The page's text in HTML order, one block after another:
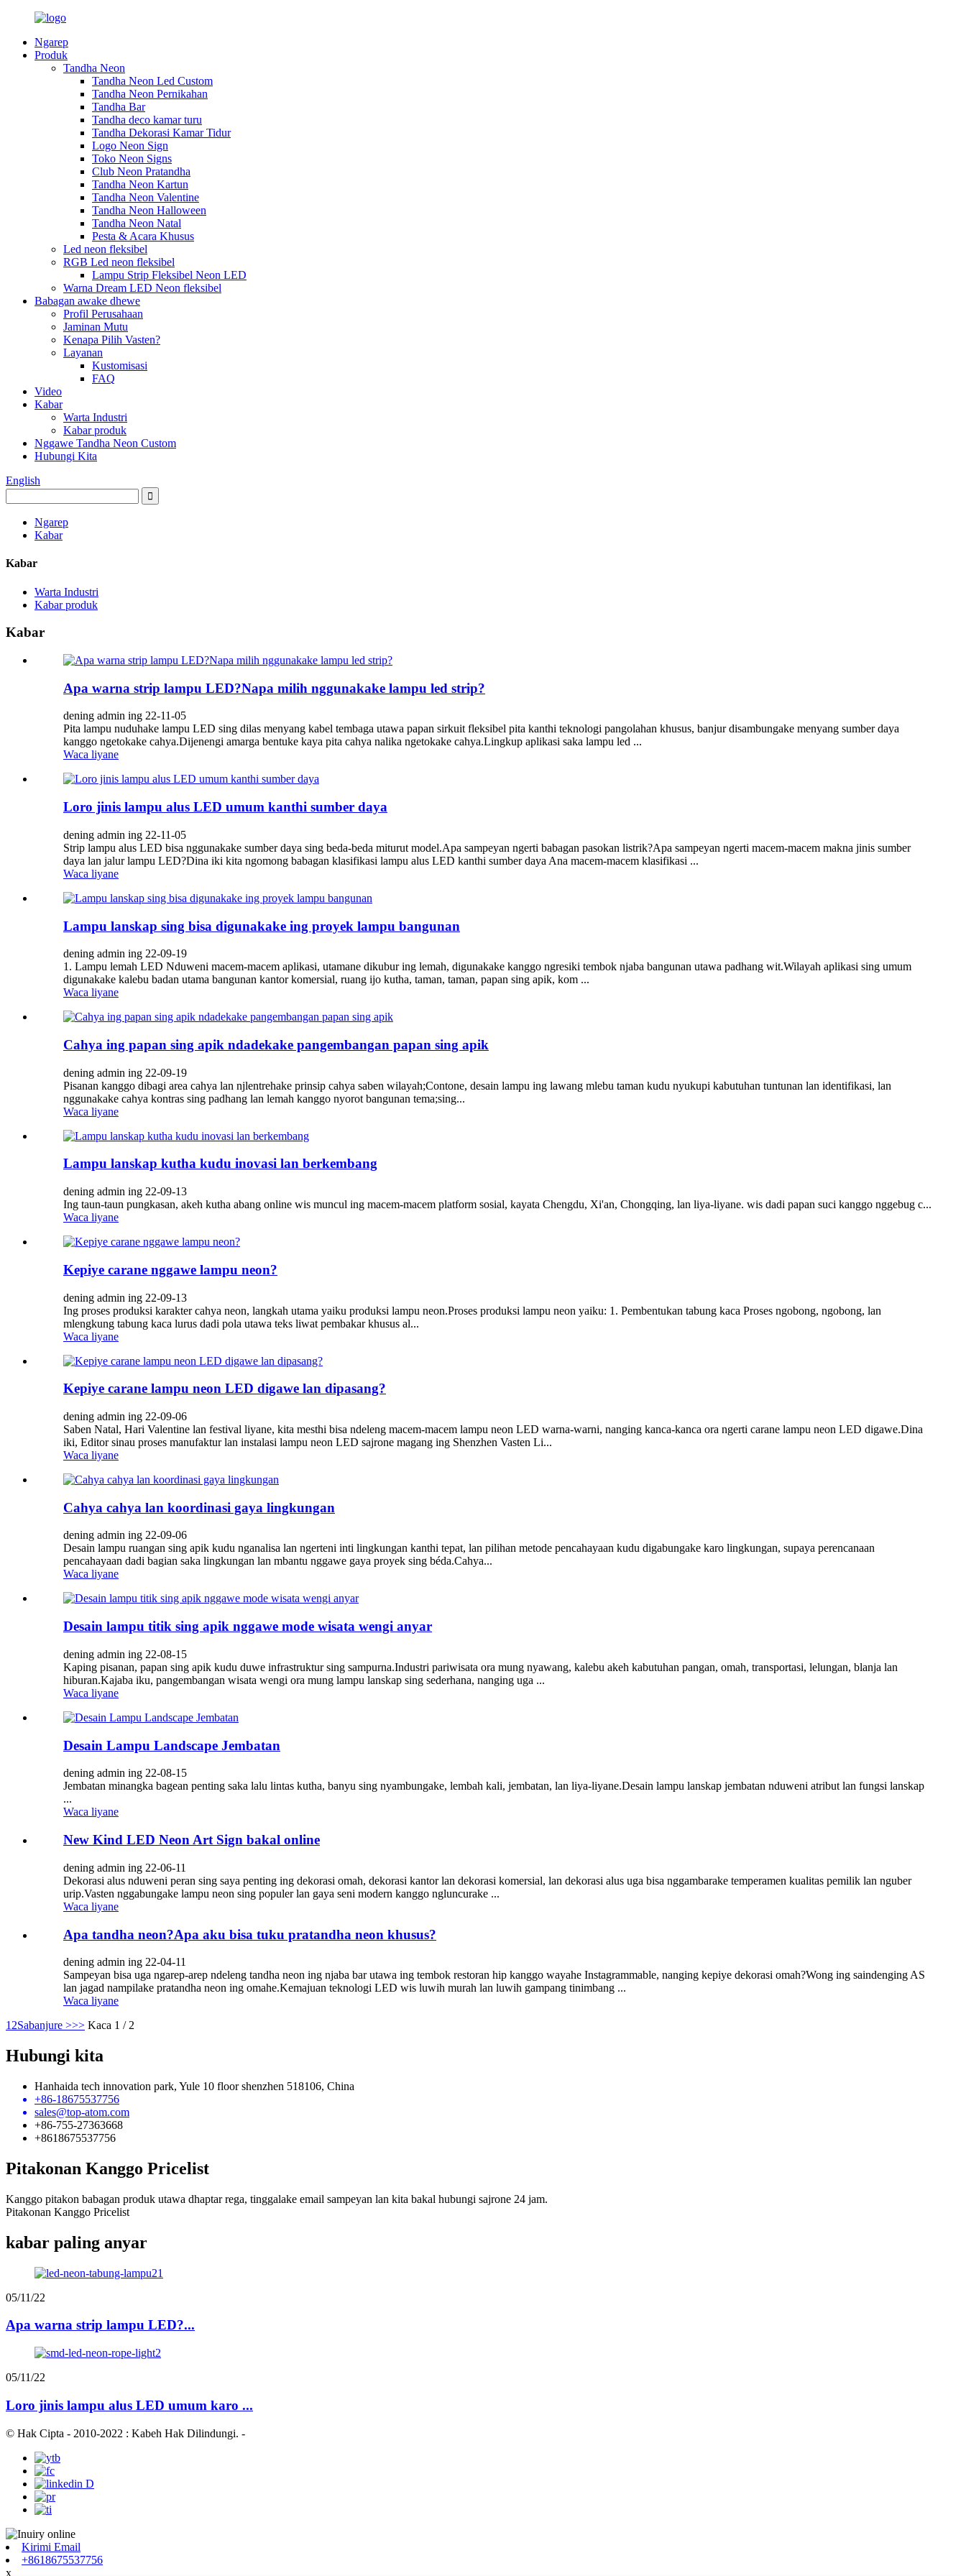
Ngarep
Produk
Tandha Neon
Tandha Neon Led Custom
Tandha Neon Pernikahan
Tandha Bar
Tandha deco kamar turu
Tandha Dekorasi Kamar Tidur
Logo Neon Sign
Toko Neon Signs
Club Neon Pratandha
Tandha Neon Kartun
Tandha Neon Valentine
Tandha Neon Halloween
Tandha Neon Natal
Pesta & Acara Khusus
Led neon fleksibel
RGB Led neon fleksibel
Lampu Strip Fleksibel Neon LED
Warna Dream LED Neon fleksibel
Babagan awake dhewe
Profil Perusahaan
Jaminan Mutu
Kenapa Pilih Vasten?
Layanan
Kustomisasi
FAQ
Video
Kabar
Warta Industri
Kabar produk
Nggawe Tandha Neon Custom
Hubungi Kita
English
Ngarep
Kabar
Kabar
Warta Industri
Kabar produk
Kabar
Apa warna strip lampu LED?Napa milih nggunakake lampu led strip?
dening admin ing 22-11-05
Pita lampu nuduhake lampu LED sing dilas menyang kabel tembaga utawa papan sirkuit fleksibel pita kanthi teknologi pangolahan khusus, banjur disambungake menyang sumber daya
kanggo ngetokake cahya.Dijenengi amarga bentuke kaya pita cahya nalika ngetokake cahya.Lingkup aplikasi saka lampu led ...
Waca liyane
Loro jinis lampu alus LED umum kanthi sumber daya
dening admin ing 22-11-05
Strip lampu alus LED bisa nggunakake sumber daya sing beda-beda miturut model.Apa sampeyan ngerti babagan pasokan listrik?Apa sampeyan ngerti macem-macem makna jinis sumber
daya lan jalur lampu LED?Dina iki kita ngomong babagan klasifikasi lampu alus LED kanthi sumber daya Ana macem-macem klasifikasi ...
Waca liyane
Lampu lanskap sing bisa digunakake ing proyek lampu bangunan
dening admin ing 22-09-19
1. Lampu lemah LED Nduweni macem-macem aplikasi, utamane dikubur ing lemah, digunakake kanggo ngresiki tembok njaba bangunan utawa padhang wit.Wilayah aplikasi sing umum
digunakake kalebu badan utama bangunan kantor komersial, ruang ijo kutha, taman, taman, papan sing apik, kom ...
Waca liyane
Cahya ing papan sing apik ndadekake pangembangan papan sing apik
dening admin ing 22-09-19
Pisanan kanggo dibagi area cahya lan njlentrehake prinsip cahya saben wilayah;Contone, desain lampu ing lawang mlebu taman kudu nyukupi kabutuhan tuntunan lan identifikasi, lan
nggunakake cahya kontras sing padhang lan lemah kanggo nyorot bangunan tema;sing...
Waca liyane
Lampu lanskap kutha kudu inovasi lan berkembang
dening admin ing 22-09-13
Ing taun-taun pungkasan, akeh kutha abang online wis muncul ing macem-macem platform sosial, kayata Chengdu, Xi'an, Chongqing, lan liya-liyane. wis dadi papan suci kanggo nggebug c...
Waca liyane
Kepiye carane nggawe lampu neon?
dening admin ing 22-09-13
Ing proses produksi karakter cahya neon, langkah utama yaiku produksi lampu neon.Proses produksi lampu neon yaiku: 1. Pembentukan tabung kaca Proses ngobong, ngobong, lan
mlengkung tabung kaca lurus dadi pola utawa teks liwat pembakar khusus al...
Waca liyane
Kepiye carane lampu neon LED digawe lan dipasang?
dening admin ing 22-09-06
Saben Natal, Hari Valentine lan festival liyane, kita mesthi bisa ndeleng macem-macem lampu neon LED warna-warni, nanging kanca-kanca ora ngerti carane lampu neon LED digawe.Dina
iki, Editor sinau proses manufaktur lan instalasi lampu neon LED sajrone magang ing Shenzhen Vasten Li...
Waca liyane
Cahya cahya lan koordinasi gaya lingkungan
dening admin ing 22-09-06
Desain lampu ruangan sing apik kudu nganalisa lan ngerteni inti lingkungan kanthi tepat, lan pilihan metode pencahayaan kudu digabungake karo lingkungan, supaya perencanaan
pencahayaan dadi bagian saka lingkungan lan mbantu nggawe gaya proyek sing béda.Cahya...
Waca liyane
Desain lampu titik sing apik nggawe mode wisata wengi anyar
dening admin ing 22-08-15
Kaping pisanan, papan sing apik kudu duwe infrastruktur sing sampurna.Industri pariwisata ora mung nyawang, kalebu akeh kabutuhan pangan, omah, transportasi, lelungan, blanja lan
hiburan.Kajaba iku, pangembangan wisata wengi ora mung lampu lanskap sing sederhana, nanging uga ...
Waca liyane
Desain Lampu Landscape Jembatan
dening admin ing 22-08-15
Jembatan minangka bagean penting saka lalu lintas kutha, banyu sing nyambungake, lembah kali, jembatan, lan liya-liyane.Desain lampu lanskap jembatan nduweni atribut lan fungsi lanskap
...
Waca liyane
New Kind LED Neon Art Sign bakal online
dening admin ing 22-06-11
Dekorasi alus nduweni peran sing saya penting ing dekorasi omah, dekorasi kantor lan dekorasi komersial, lan dekorasi alus uga bisa nggambarake temperamen kualitas pemilik lan nguber
urip.Vasten nggabungake lampu neon sing populer lan gaya seni modern kanggo ngluncurake ...
Waca liyane
Apa tandha neon?Apa aku bisa tuku pratandha neon khusus?
dening admin ing 22-04-11
Sampeyan bisa uga ngarep-arep ndeleng tandha neon ing njaba bar utawa ing tembok restoran hip kanggo wayahe Instagrammable, nanging kepiye dekorasi omah?Wong ing saindenging AS
lan jagad nampilake pratandha neon ing omahe.Kemajuan teknologi LED wis luwih murah lan luwih gampang tinimbang ...
Waca liyane
1 2Sabanjure >>> Kaca 1 / 2
Hubungi kita
Hanhaida tech innovation park, Yule 10 floor shenzhen 518106, China
+86-18675537756
sales@top-atom.com
+86-755-27363668
+8618675537756
Pitakonan Kanggo Pricelist
Kanggo pitakon babagan produk utawa dhaptar rega, tinggalake email sampeyan lan kita bakal hubungi sajrone 24 jam.
Pitakonan Kanggo Pricelist
kabar paling anyar
05/11/22
Apa warna strip lampu LED?...
05/11/22
Loro jinis lampu alus LED umum karo ...
© Hak Cipta - 2010-2022 : Kabeh Hak Dilindungi. -
Kirimi Email
+8618675537756
x